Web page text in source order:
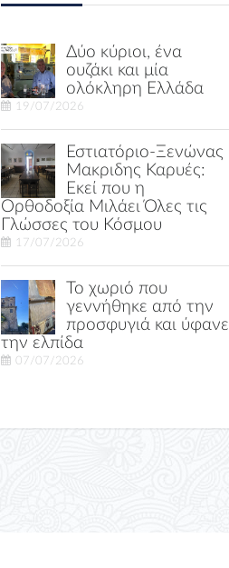
Δύο κύριοι, ένα
ουζάκι και μία
ολόκληρη Ελλάδα
19/07/2026
Εστιατόριο-Ξενώνας
Μακριδης Καρυές:
Εκεί που η
Ορθοδοξία Μιλάει Όλες τις
Γλώσσες του Κόσμου
17/07/2026
Το χωριό που
γεννήθηκε από την
προσφυγιά και ύφανε
την ελπίδα
07/07/2026